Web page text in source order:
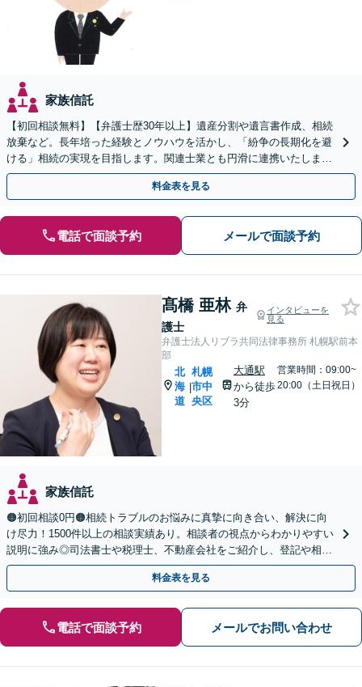
家族信託
【初回相談無料】【弁護士歴30年以上】遺産分割や遺言書作成、相続
放棄など。長年培った経験とノウハウを活かし、「紛争の長期化を避
ける」相続の実現を目指します。関連士業とも円滑に連携いたします
【平日夜・土曜相談可】【西11丁目駅1分】
料金表を見る
電話で面談予約 メールで面談予約
髙橋 亜林 弁
護士
インタビューを
見る
弁護士法人リブラ共同法律事務所 札幌駅前本
部
北
海
道
|
札幌
市中
央区
大通駅
から徒歩
3分
営業時間：09:00~
20:00（土日祝日）
家族信託
🟠初回相談0円🟠相続トラブルのお悩みに真摯に向き合い、解決に向
け尽力！1500件以上の相談実績あり。相談者の視点からわかりやすい
説明に強み◎司法書士や税理士、不動産会社をご紹介し、登記や相続
税の申告までワンストップで対応【夜間相談可】
料金表を見る
電話で面談予約 メールでお問い合わせ